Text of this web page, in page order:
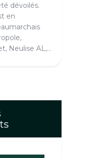
dévoilés.
en
Neulise AL,…